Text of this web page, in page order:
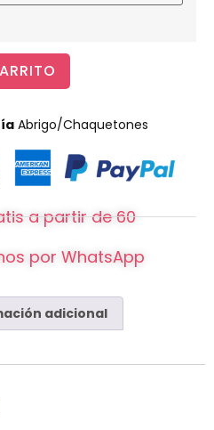
Abrigo/Chaquetones
a partir de 60
por WhatsApp
adicional